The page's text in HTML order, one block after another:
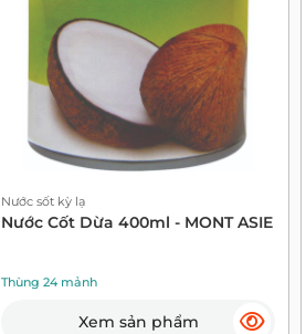
Nước sốt kỳ lạ
Nước Cốt Dừa 400ml - MONT ASIE
Thùng 24 mảnh
Xem sản phẩm